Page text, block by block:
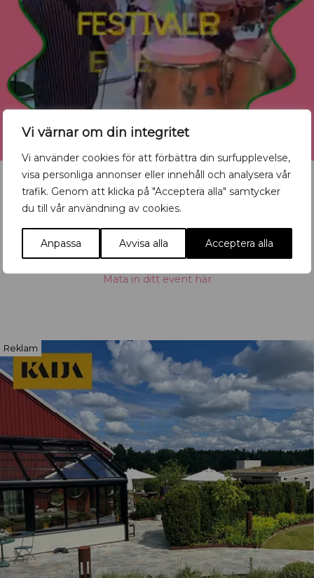
Vi värnar om din integritet
Vi använder cookies för att förbättra din surfupplevelse,
visa personliga annonser eller innehåll och analysera vår
trafik. Genom att klicka på "Acceptera alla" samtycker
du till vår användning av cookies.
Anpassa Avvisa alla Acceptera alla
Vill du synas med ditt
evenemang?
Mata in ditt event här
Reklam